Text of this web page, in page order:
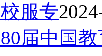
服专
届中国